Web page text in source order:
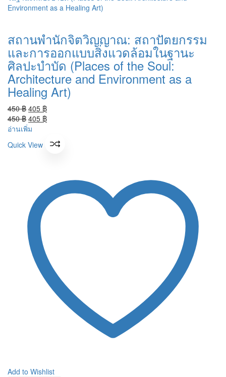
สถานพำนักจิตวิญญาณ: สถาปัตยกรรม
และการออกแบบสิ่งแวดล้อมในฐานะ
ศิลปะบำบัด (Places of the Soul:
Architecture and Environment as a
Healing Art)
450฿ Original
price
was:
405 ฿Current
price
405 ฿.
450฿ Original
price
450 ฿.
405 ฿Current
405 ฿.
อ่านเพิ่ม
Quick View
Add to Wishlist